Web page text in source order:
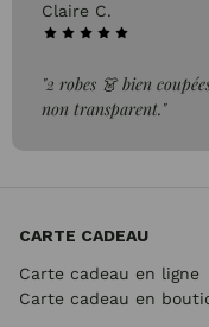
Claire C.
"2 robes 👗 bien
non transparent."
CARTE CADEAU
Carte cadeau en ligne
Carte cadeau en